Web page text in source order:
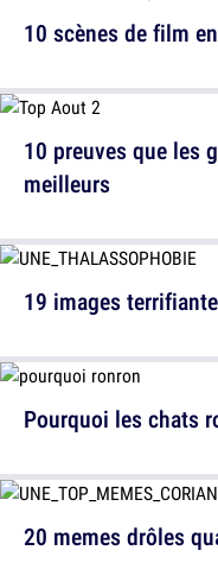
10 preuves que les
meilleurs
Pourquoi les chats
10 scènes de film
19 images
20 memes drôles